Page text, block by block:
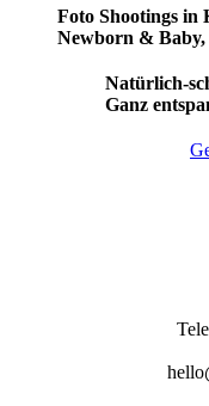
Foto Shootings in
Newborn &
Natürlich-
Ganz